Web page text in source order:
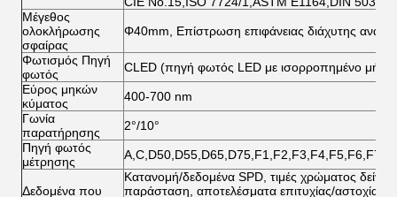
Μέγεθος
ολοκλήρωσης
σφαίρας
Φ40mm, Επίστρωση επιφάνειας διάχυτης
Φωτισμός Πηγή
φωτός
CLED (πηγή φωτός LED με ισορροπημένο
Εύρος μηκών
κύματος
400-700 nm
Γωνία
παρατήρησης
2°/10°
Πηγή φωτός
μέτρησης
Δεδομένα που
Κατανομή/δεδομένα SPD, τιμές χρώματος
παράσταση, αποτελέσματα επιτυχίας/